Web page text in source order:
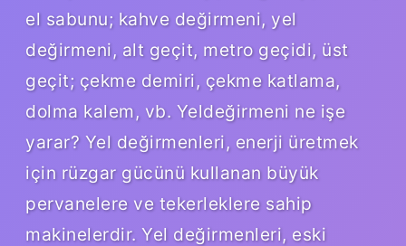
el sabunu; kahve değirmeni, yel
değirmeni, alt geçit, metro geçidi, üst
geçit; çekme demiri, çekme katlama,
dolma kalem, vb. Yeldeğirmeni ne işe
yarar? Yel değirmenleri, enerji üretmek
için rüzgar gücünü kullanan büyük
pervanelere ve tekerleklere sahip
makinelerdir. Yel değirmenleri, eski